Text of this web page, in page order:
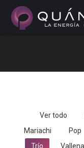
Ver todo
Mariachi
Pop
Trío